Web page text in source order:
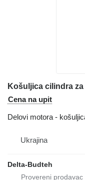
Cena na upit
Delovi motora -
Ukrajina
Delta-Budteh